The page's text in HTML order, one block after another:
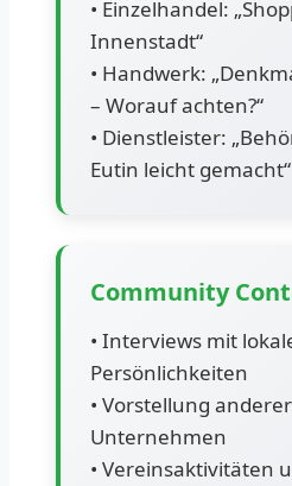
• Einzelhandel:
Innenstadt“
• Handwerk:
– Worauf achten?“
• Dienstleister:
Eutin leicht gemacht“
Community
• Interviews mit
Persönlichkeiten
• Vorstellung
Unternehmen
• Vereinsaktivitäten